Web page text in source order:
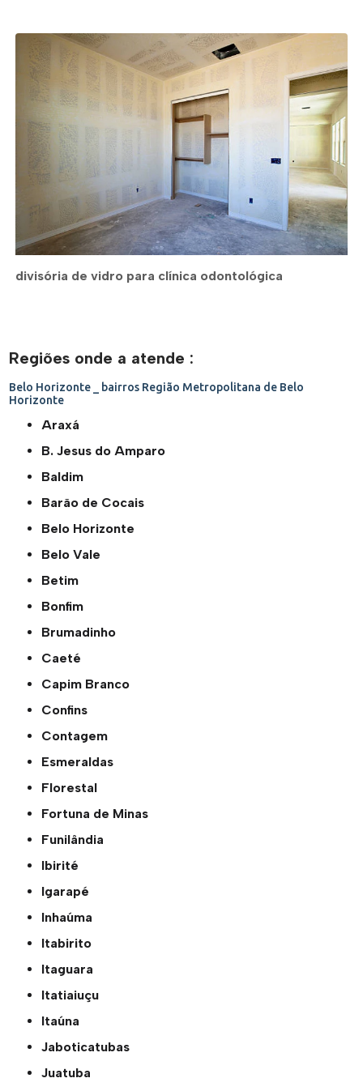
divisória de vidro para clínica odontológica
Regiões onde a atende :
Belo Horizonte _ bairros Região Metropolitana de Belo
Horizonte
Araxá
B. Jesus do Amparo
Baldim
Barão de Cocais
Belo Horizonte
Belo Vale
Betim
Bonfim
Brumadinho
Caeté
Capim Branco
Confins
Contagem
Esmeraldas
Florestal
Fortuna de Minas
Funilândia
Ibirité
Igarapé
Inhaúma
Itabirito
Itaguara
Itatiaiuçu
Itaúna
Jaboticatubas
Juatuba